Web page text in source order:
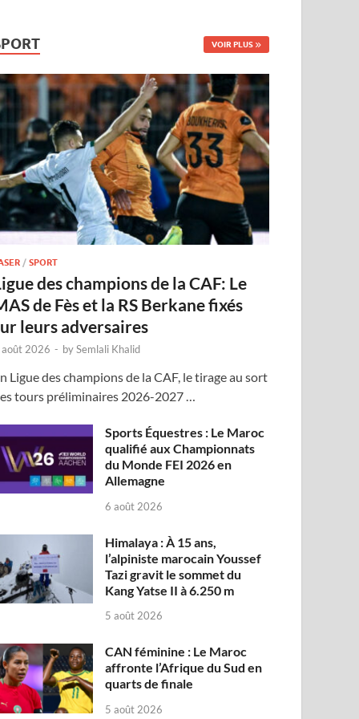
VOIR PLUS
/SPORT
des champions de la CAF: Le
de Fès et la RS Berkane fixés
leurs adversaires
2026 - bySemlali Khalid
Ligue des champions de la CAF, le tirage au sort
tours préliminaires 2026-2027 …
Sports Équestres : Le Maroc
qualifié aux Championnats
du Monde FEI 2026 en
Allemagne
6 août 2026
Himalaya : À 15 ans,
l’alpiniste marocain Youssef
Tazi gravit le sommet du
Kang Yatse II à 6.250 m
5 août 2026
CAN féminine : Le Maroc
affronte l’Afrique du Sud en
quarts de finale
5 août 2026